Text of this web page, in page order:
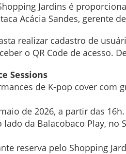
Jardins é
Acácia Sandes, gerente
realizar cadastro de
o QR Code de acesso.
Sessions
de K-pop cover com
de 2026, a partir das 16h.
lado da Balacobaco Play,
reserva pelo Shopping